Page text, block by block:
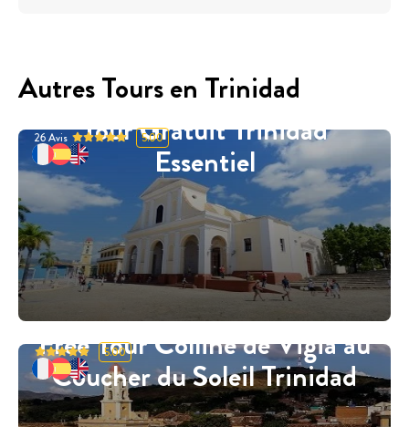
Autres Tours en Trinidad
Tour Gratuit Trinidad
Essentiel
26Avis 5.00
Free Tour Colline de Vigia au
Coucher du Soleil Trinidad
5.00